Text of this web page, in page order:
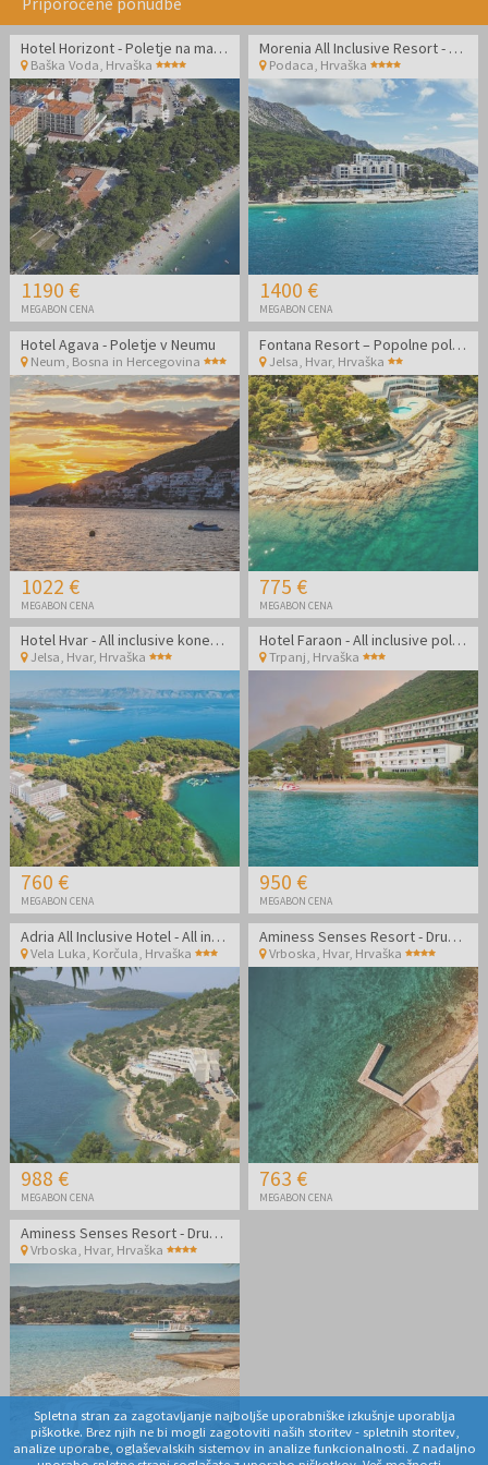
Hotel Horizont - Poletje na makarski rivieri
Baška Voda Hrvaška
1190 €
MEGABON CENA
Morenia All Inclusive Resort - All inclusive poletje z animacijo
Podaca Hrvaška
1400 €
MEGABON CENA
Hotel Agava - Poletje v Neumu
Neum Bosna in Hercegovina
1022 €
MEGABON CENA
Fontana Resort – Popolne poletne počitnice na Hvaru
Jelsa, Hvar, Hrvaška
775 €
MEGABON CENA
Hotel Hvar - All inclusive konec poletja na Hvaru
Jelsa, Hvar, Hrvaška
760 €
MEGABON CENA
Hotel Faraon - All inclusive poletje v Dalmaciji
Trpanj, Hrvaška
950 €
MEGABON CENA
Adria All Inclusive Hotel - All inclusive počitnice na Korčuli
Vela Luka, Korčula, Hrvaška
988 €
MEGABON CENA
Aminess Senses Resort - Družinski poletni all inclusive light na Hvaru
Vrboska, Hvar, Hrvaška
763 €
MEGABON CENA
Aminess Senses Resort - Družinski poletni all inclusive light na Hvaru
Vrboska, Hvar, Hrvaška
Spletna stran za zagotavljanje najboljše uporabniške izkušnje uporablja
piškotke. Brez njih ne bi mogli zagotoviti naših storitev - spletnih storitev,
analize uporabe, oglaševalskih sistemov in analize funkcionalnosti. Z nadaljno